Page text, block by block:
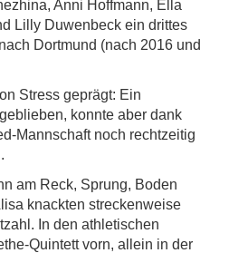
Anni Hoffmann, Ella
Lilly Duwenbeck ein drittes
Dortmund (nach 2016 und
Stress geprägt: Ein
konnte aber dank
Mannschaft noch rechtzeitig
am Reck, Sprung, Boden
knackten streckenweise
In den athletischen
Quintett vorn, allein in der